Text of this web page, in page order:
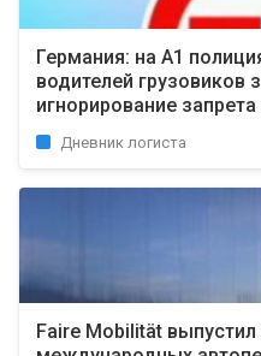
Германия: на А1
водителей грузовиков
игнорирование запрета
Дневник логиста
Faire Mobilität